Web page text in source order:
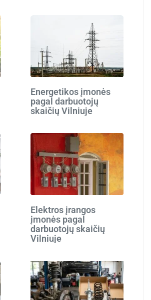
Energetikos įmonės
pagal darbuotojų
skaičių Vilniuje
Elektros įrangos
įmonės pagal
darbuotojų skaičių
Vilniuje